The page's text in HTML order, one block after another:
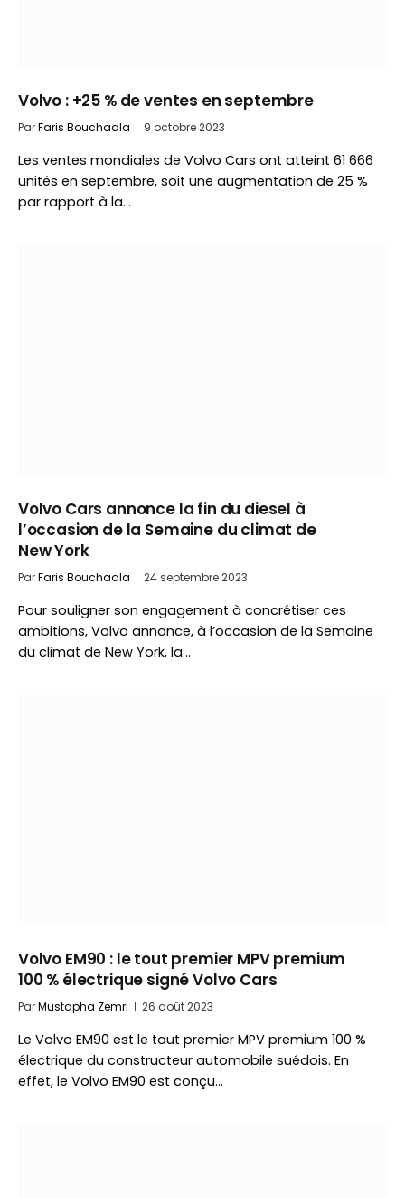
Volvo : +25 % de ventes en septembre
ParFaris Bouchaala 9 octobre 2023
Les ventes mondiales de Volvo Cars ont atteint 61 666
unités en septembre, soit une augmentation de 25 %
par rapport à la…
Volvo Cars annonce la fin du diesel à
l’occasion de la Semaine du climat de
New York
ParFaris Bouchaala 24 septembre 2023
Pour souligner son engagement à concrétiser ces
ambitions, Volvo annonce, à l’occasion de la Semaine
du climat de New York, la…
Volvo EM90 : le tout premier MPV premium
100 % électrique signé Volvo Cars
ParMustapha Zemri 26 août 2023
Le Volvo EM90 est le tout premier MPV premium 100 %
électrique du constructeur automobile suédois. En
effet, le Volvo EM90 est conçu…